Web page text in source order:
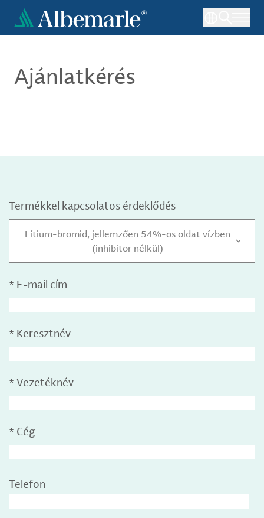
Ugrás
tartalomra
Ajánlatkérés
Termékkel kapcsolatos érdeklődés
Lítium-bromid, jellemzően 54%-os oldat vízben
(inhibitor nélkül)
* E-mail cím
* Keresztnév
* Vezetéknév
* Cég
Telefon